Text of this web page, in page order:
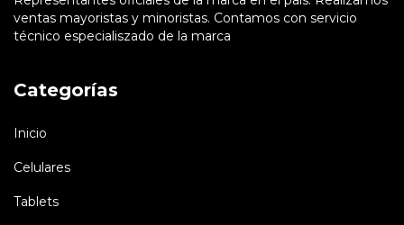
ventas mayoristas y minoristas. Contamos con servicio
técnico especialiszado de la marca
Categorías
Inicio
Celulares
Tablets